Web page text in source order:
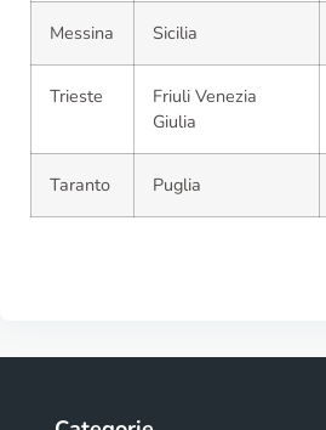
Messina Sicilia
Trieste
Friuli Venezia
Giulia
Taranto Puglia